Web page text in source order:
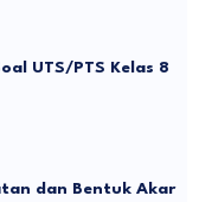
UTS/PTS Kelas 8
dan Bentuk Akar